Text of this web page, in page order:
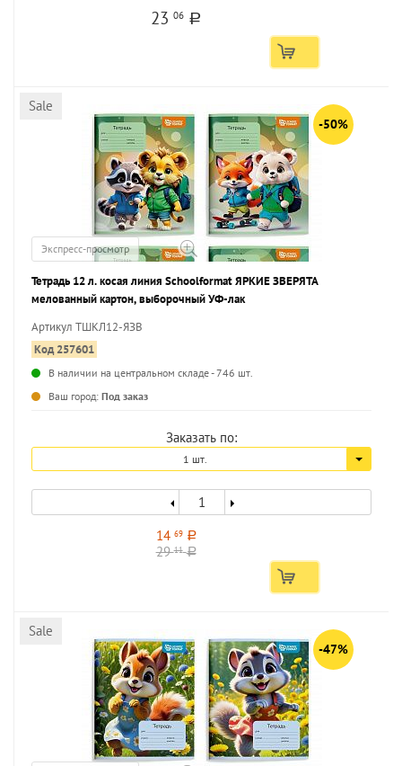
2306 a
Sale
-50%
Экспресс-просмотр
Тетрадь 12 л. косая линия Schoolformat ЯРКИЕ ЗВЕРЯТА
мелованный картон, выборочный УФ-лак
Артикул ТШКЛ12-ЯЗВ
Код 257601
В наличии на центральном складе - 746 шт.
Ваш город: Под заказ
Заказать по:
1 шт.
14 69 a
2911 a
Sale
-47%